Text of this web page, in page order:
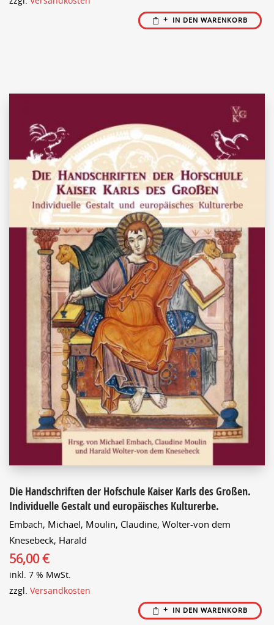
IN DEN WARENKORB
Die Handschriften der Hofschule Kaiser Karls des Großen.
Individuelle Gestalt und europäisches Kulturerbe.
Embach, Michael, Moulin, Claudine, Wolter-von dem
Knesebeck, Harald
56,00€
inkl. 7 % MwSt.
zzgl. Versandkosten
IN DEN WARENKORB